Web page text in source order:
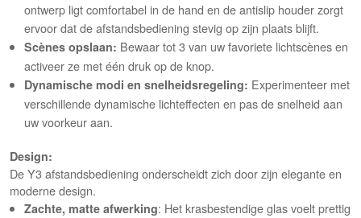
ontwerp ligt comfortabel in de hand en de antislip houder zorgt
ervoor dat de afstandsbediening stevig op zijn plaats blijft.
Scènes opslaan: Bewaar tot 3 van uw favoriete lichtscènes en
activeer ze met één druk op de knop.
Dynamische modi en snelheidsregeling: Experimenteer met
verschillende dynamische lichteffecten en pas de snelheid aan
uw voorkeur aan.
Design:
De Y3 afstandsbediening onderscheidt zich door zijn elegante en
moderne design.
Zachte, matte afwerking: Het krasbestendige glas voelt prettig